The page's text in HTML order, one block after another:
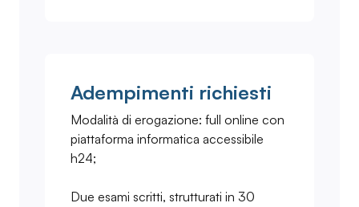
Adempimenti richiesti
Modalità di erogazione: full online con
piattaforma informatica accessibile
h24;
Due esami scritti, strutturati in 30